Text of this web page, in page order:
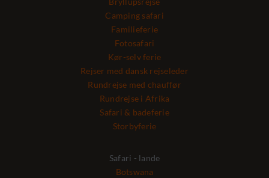
Camping safari
Familieferie
Fotosafari
Kør-selv ferie
Rejser med dansk rejseleder
Rundrejse med chauffør
Rundrejse i Afrika
Safari & badeferie
Storbyferie
Safari - lande
Botswana